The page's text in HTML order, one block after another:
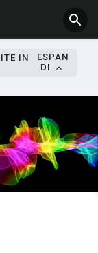
IN
ESPAN
DI